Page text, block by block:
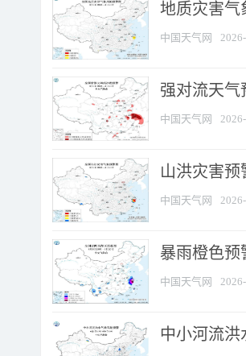
地质灾害气
中国天气网
强对流天气
中国天气网
山洪灾害
中国天气网
暴雨橙色预
中国天气网
中小河流